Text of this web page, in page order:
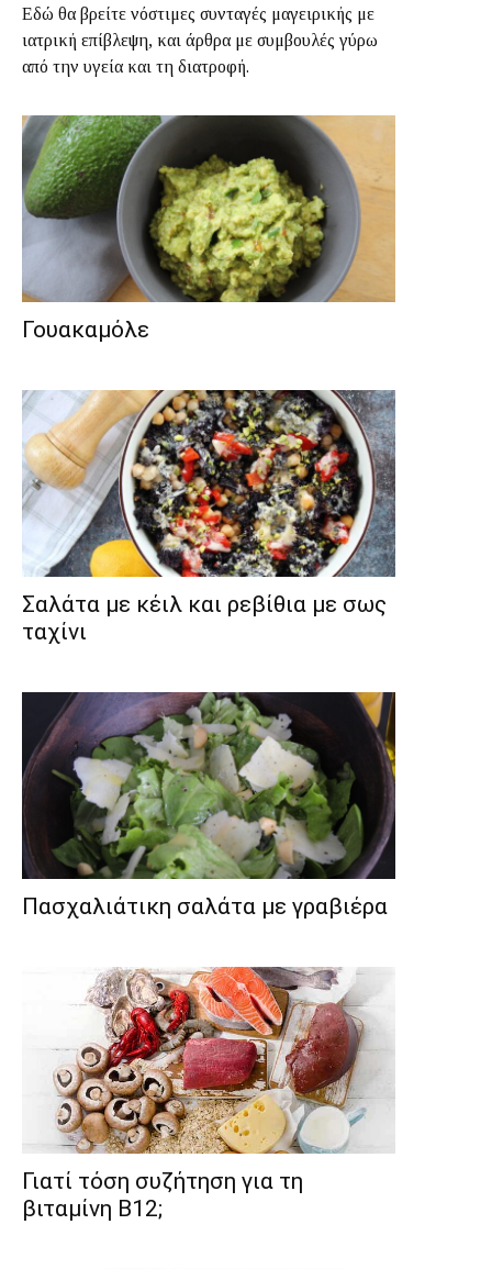
Εδώ θα βρείτε νόστιμες συνταγές μαγειρικής με
ιατρική επίβλεψη, και άρθρα με συμβουλές γύρω
από την υγεία και τη διατροφή.
Γουακαμόλε
Σαλάτα με κέιλ και ρεβίθια με σως
ταχίνι
Πασχαλιάτικη σαλάτα με γραβιέρα
Γιατί τόση συζήτηση για τη
βιταμίνη B12;